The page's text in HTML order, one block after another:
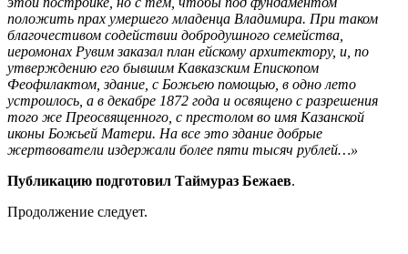
положить прах умершего младенца Владимира. При таком
благочестивом содействии добродушного семейства,
иеромонах Рувим заказал план ейскому архитектору, и, по
утверждению его бывшим Кавказским Епископом
Феофилактом, здание, с Божьею помощью, в одно лето
устроилось, а в декабре 1872 года и освящено с разрешения
того же Преосвященного, с престолом во имя Казанской
иконы Божьей Матери. На все это здание добрые
жертвователи издержали более пяти тысяч рублей…»
Публикацию подготовил Таймураз Бежаев.
Продолжение следует.